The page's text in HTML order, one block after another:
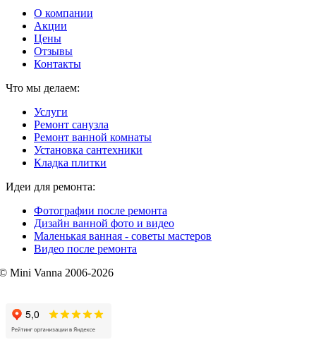
О компании
Акции
Цены
Отзывы
Контакты
Что мы делаем:
Услуги
Ремонт санузла
Ремонт ванной комнаты
Установка сантехники
Кладка плитки
Идеи для ремонта:
Фотографии после ремонта
Дизайн ванной фото и видео
Маленькая ванная - советы мастеров
Видео после ремонта
Mini Vanna 2006-2026